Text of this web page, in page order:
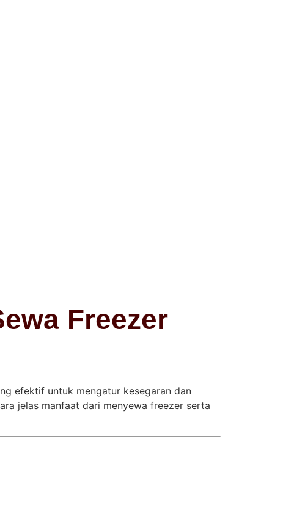
Freezer
efektif untuk mengatur kesegaran dan
jelas manfaat dari menyewa freezer serta